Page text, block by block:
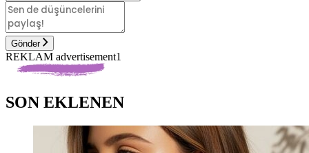
Gönder
REKLAM advertisement1
SON EKLENEN